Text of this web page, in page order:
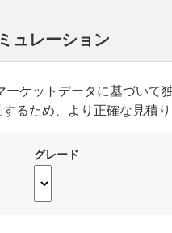
ュレーション
ーケットデータに基づい
るため、より正確な見積
グレード